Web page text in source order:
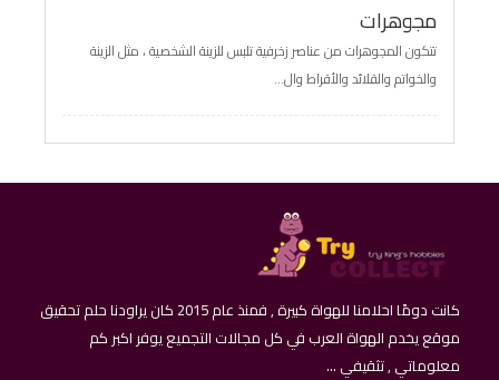
مجوهرات
تتكون المجوهرات من عناصر زخرفية تلبس للزينة الشخصية ، مثل الزينة
والخواتم والقلائد والأقراط وال...
كانت دومًا احلامنا للهواة كبيرة , فمنذ عام 2015 كان يراودنا حلم تحقيق
موقع يخدم الهواة العرب في كل مجالات التجميع يوفر اكبر كم
معلوماتي , تثقيفي ...